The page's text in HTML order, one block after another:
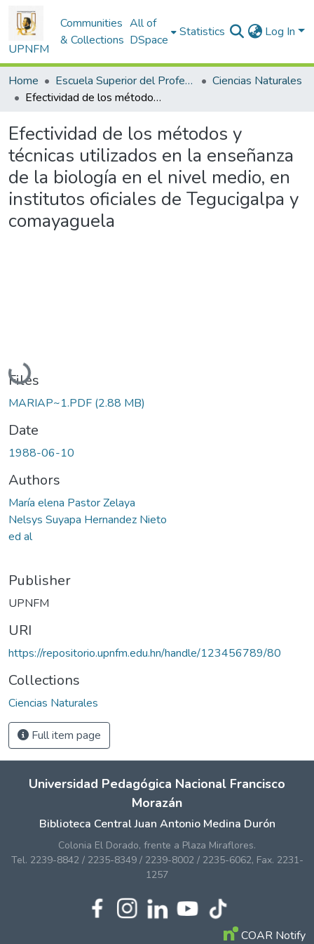
UPNFM
Communities
& Collections
All of
DSpace
Statistics Log In
Home Escuela Superior del Profesorado
Ciencias Naturales
Efectividad de los métodos y técnicas utilizados en la enseñanza de la biología en el nivel medio, en institutos oficiales de Tegucigalpa y comayaguela
Efectividad de los métodos y
técnicas utilizados en la enseñanza
de la biología en el nivel medio, en
institutos oficiales de Tegucigalpa y
comayaguela
Loading...
Files
MARIAP~1.PDF (2.88 MB)
Date
1988-06-10
Authors
María elena Pastor Zelaya
Nelsys Suyapa Hernandez Nieto
ed al
Publisher
UPNFM
URI
https://repositorio.upnfm.edu.hn/handle/123456789/80
Collections
Ciencias Naturales
Full item page
Universidad Pedagógica Nacional Francisco
Morazán
Biblioteca Central Juan Antonio Medina Durón
Colonia El Dorado, frente a Plaza Miraflores.
Tel. 2239-8842 / 2235-8349 / 2239-8002 / 2235-6062, Fax. 2231-
1257
COAR Notify